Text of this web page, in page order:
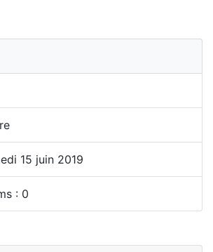
15 juin 2019
: 0